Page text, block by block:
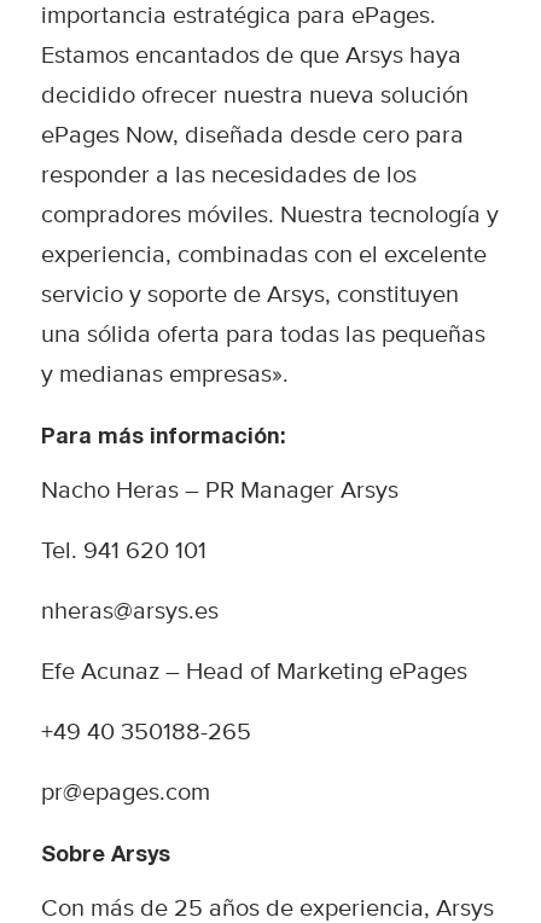
importancia estratégica para ePages.
Estamos encantados de que Arsys haya
decidido ofrecer nuestra nueva solución
ePages Now, diseñada desde cero para
responder a las necesidades de los
compradores móviles. Nuestra tecnología y
experiencia, combinadas con el excelente
servicio y soporte de Arsys, constituyen
una sólida oferta para todas las pequeñas
y medianas empresas».
Para más información:
Nacho Heras – PR Manager Arsys
Tel. 941 620 101
nheras@arsys.es
Efe Acunaz – Head of Marketing ePages
+49 40 350188-265
pr@epages.com
Sobre Arsys
Con más de 25 años de experiencia, Arsys